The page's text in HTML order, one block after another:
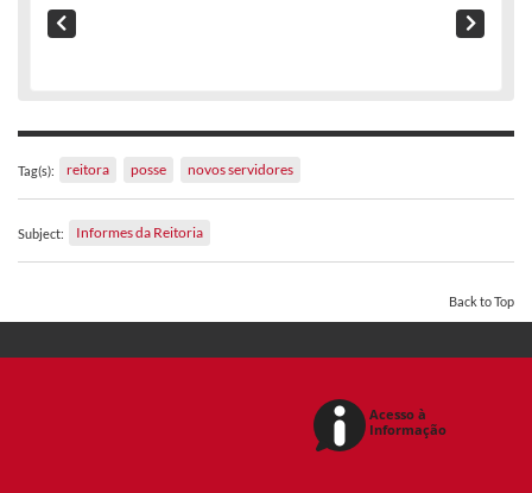
Tag(s): reitora posse novos servidores
Subject: Informes da Reitoria
Back to Top